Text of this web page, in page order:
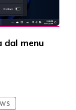
dal menu